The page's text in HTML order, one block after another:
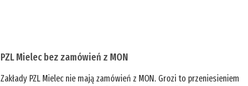
PZL Mielec bez zamówień z MON
Zakłady PZL Mielec nie mają zamówień z MON. Grozi to przeniesieniem